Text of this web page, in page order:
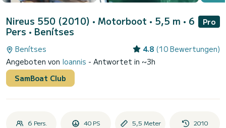
Nireus 550 (2010) • Motorboot • 5,5 m • 6
Pers • Benítses
Pro
Benítses 4.8 (10 Bewertungen)
Angeboten von Ioannis - Antwortet in ~3h
SamBoat Club
6 Pers. 40 PS 5,5 Meter 2010